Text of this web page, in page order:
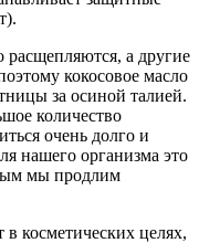
а другие
кокосовое масло
за осиной талией.
количество
очень долго и
нашего организма это
мы продлим
косметических целях,